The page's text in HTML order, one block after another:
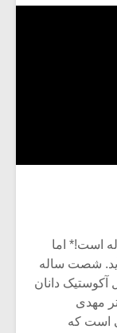
است!* اما
نظر می آید. شصت ساله
آکوستیک دانان
مهدی
است که